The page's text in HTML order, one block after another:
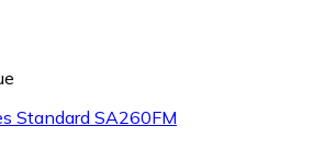
Standard SA260FM